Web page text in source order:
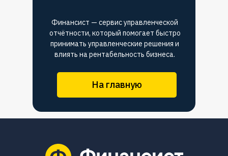
На главную
Финансист — сервис управленческой
отчётности, который помогает быстро
принимать управленческие решения и
влиять на рентабельность бизнеса.